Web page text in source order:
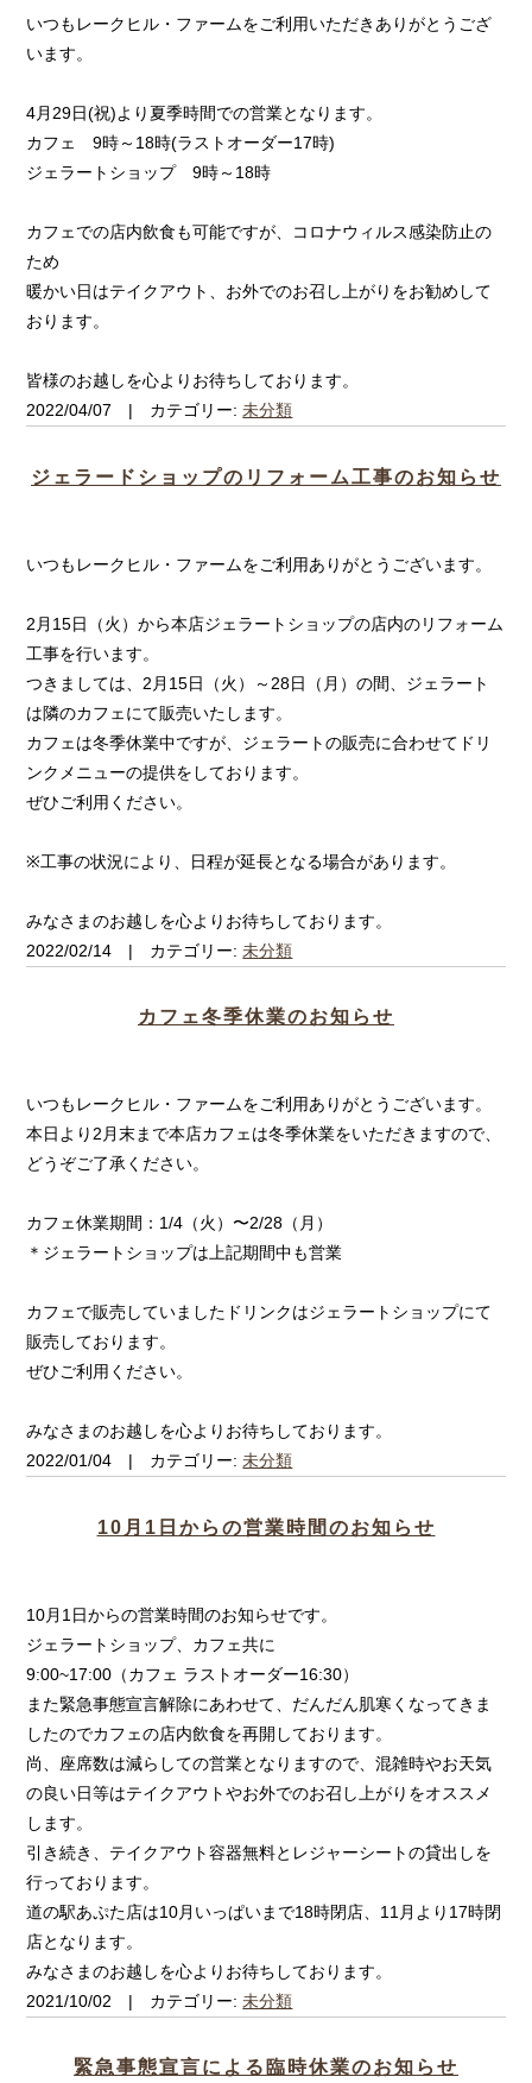
いつもレークヒル・ファームをご利用いただきありがとうござ
います。
4月29日(祝)より夏季時間での営業となります。
カフェ 9時～18時(ラストオーダー17時)
ジェラートショップ 9時～18時
カフェでの店内飲食も可能ですが、コロナウィルス感染防止の
ため
暖かい日はテイクアウト、お外でのお召し上がりをお勧めして
おります。
皆様のお越しを心よりお待ちしております。
2022/04/07 | カテゴリー:未分類
ジェラードショップのリフォーム工事のお知らせ
いつもレークヒル・ファームをご利用ありがとうございます。
2月15日（火）から本店ジェラートショップの店内のリフォーム
工事を行います。
つきましては、2月15日（火）～28日（月）の間、ジェラート
は隣のカフェにて販売いたします。
カフェは冬季休業中ですが、ジェラートの販売に合わせてドリ
ンクメニューの提供をしております。
ぜひご利用ください。
※工事の状況により、日程が延長となる場合があります。
みなさまのお越しを心よりお待ちしております。
2022/02/14 | カテゴリー:未分類
カフェ冬季休業のお知らせ
いつもレークヒル・ファームをご利用ありがとうございます。
本日より2月末まで本店カフェは冬季休業をいただきますので、
どうぞご了承ください。
カフェ休業期間：1/4（火）〜2/28（月）
＊ジェラートショップは上記期間中も営業
カフェで販売していましたドリンクはジェラートショップにて
販売しております。
ぜひご利用ください。
みなさまのお越しを心よりお待ちしております。
2022/01/04 | カテゴリー:未分類
10月1日からの営業時間のお知らせ
10月1日からの営業時間のお知らせです。
ジェラートショップ、カフェ共に
9:00~17:00（カフェ ラストオーダー16:30）
また緊急事態宣言解除にあわせて、だんだん肌寒くなってきま
したのでカフェの店内飲食を再開しております。
尚、座席数は減らしての営業となりますので、混雑時やお天気
の良い日等はテイクアウトやお外でのお召し上がりをオススメ
します。
引き続き、テイクアウト容器無料とレジャーシートの貸出しを
行っております。
道の駅あぷた店は10月いっぱいまで18時閉店、11月より17時閉
店となります。
みなさまのお越しを心よりお待ちしております。
2021/10/02 | カテゴリー:未分類
緊急事態宣言による臨時休業のお知らせ